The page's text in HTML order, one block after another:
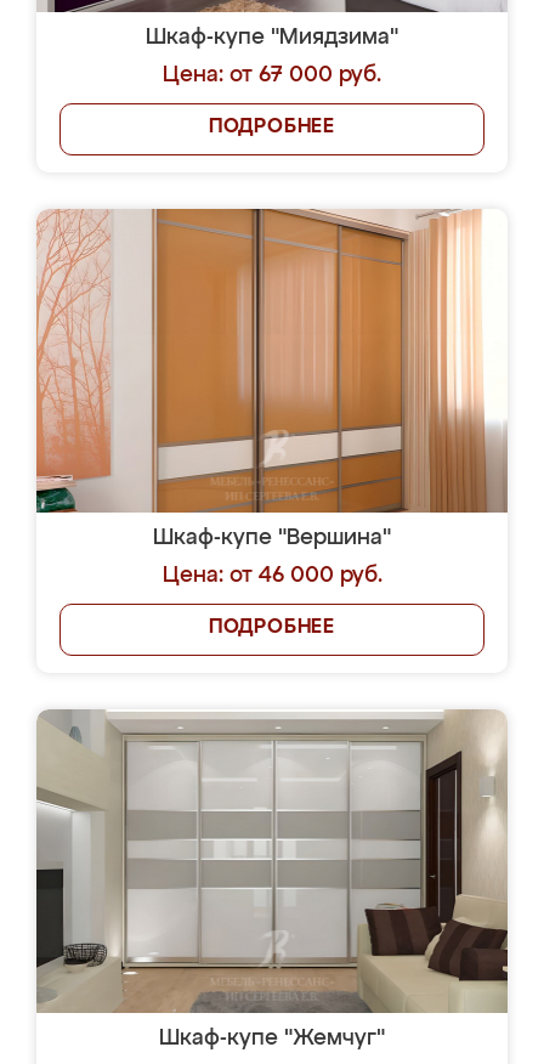
Шкаф-купе "Миядзима"
Цена: от 67 000 руб.
ПОДРОБНЕЕ
Шкаф-купе "Вершина"
Цена: от 46 000 руб.
ПОДРОБНЕЕ
Шкаф-купе "Жемчуг"